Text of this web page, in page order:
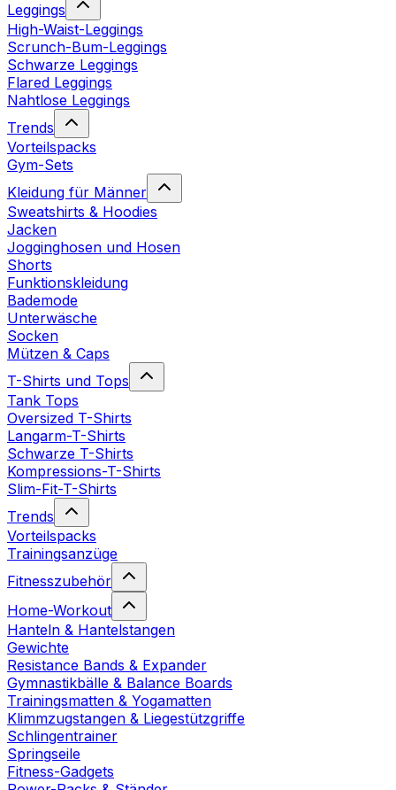
Leggings
High-Waist-Leggings
Scrunch-Bum-Leggings
Schwarze Leggings
Flared Leggings
Nahtlose Leggings
Trends
Vorteilspacks
Gym-Sets
Kleidung für Männer
Sweatshirts & Hoodies
Jacken
Jogginghosen und Hosen
Shorts
Funktionskleidung
Bademode
Unterwäsche
Socken
Mützen & Caps
T-Shirts und Tops
Tank Tops
Oversized T-Shirts
Langarm-T-Shirts
Schwarze T-Shirts
Kompressions-T-Shirts
Slim-Fit-T-Shirts
Trends
Vorteilspacks
Trainingsanzüge
Fitnesszubehör
Home-Workout
Hanteln & Hantelstangen
Gewichte
Resistance Bands & Expander
Gymnastikbälle & Balance Boards
Trainingsmatten & Yogamatten
Klimmzugstangen & Liegestützgriffe
Schlingentrainer
Springseile
Fitness-Gadgets